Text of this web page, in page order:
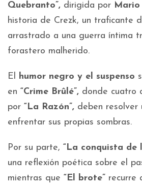
Quebranto”, dirigida por Mario
historia de Crezk, un traficante
arrastrado a una guerra íntima
forastero malherido.
El humor negro y el suspenso
en “Crime Brûlé”, donde cuatro
por “La Razón”, deben resolver
enfrentar sus propias sombras.
Por su parte, “La conquista de
una reflexión poética sobre el
mientras que “El brote” recurre